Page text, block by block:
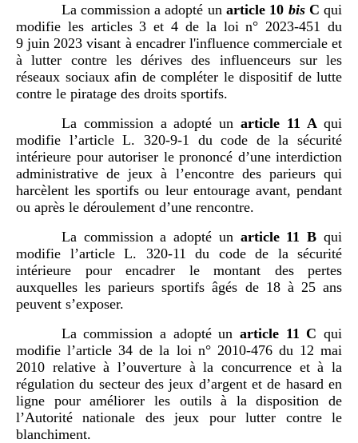
La commission a adopté un article 10 bisCqui
modifie les articles 3 et 4 de la loi n° 2023‑451 du
9 juin 2023 visant à encadrer l'influence commerciale et
à lutter contre les dérives des influenceurs sur les
réseaux sociaux afin de compléter le dispositif de lutte
contre le piratage des droits sportifs.
La commission a adopté unarticle 11 Aqui
modifie l’article L. 320‑9‑1 du code de la sécurité
intérieure pour autoriser le prononcé d’une interdiction
administrative de jeux à l’encontre des parieurs qui
harcèlent les sportifs ou leur entourage avant, pendant
ou après le déroulement d’une rencontre.
La commission a adopté un article 11 Bqui
modifie l’article L. 320‑11 du code de la sécurité
intérieure pour encadrer le montant des pertes
auxquelles les parieurs sportifs âgés de 18 à 25 ans
peuvent s’exposer.
La commission a adopté unarticle 11 Cqui
modifie l’article 34 de la loi n° 2010‑476 du 12 mai
2010 relative à l’ouverture à la concurrence et à la
régulation du secteur des jeux d’argent et de hasard en
ligne pour améliorer les outils à la disposition de
l’Autorité nationale des jeux pour lutter contre le
blanchiment.